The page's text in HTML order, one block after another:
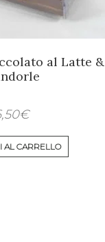
al Latte &
€
AL CARRELLO